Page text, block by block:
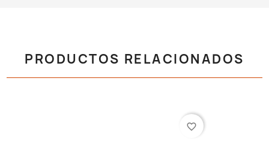
PRODUCTOS RELACIONADOS
favorite_border